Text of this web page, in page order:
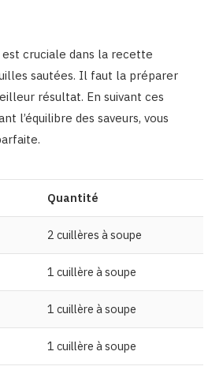
est cruciale dans la recette
sautées. Il faut la préparer
résultat. En suivant ces
l’équilibre des saveurs, vous
Quantité
2 cuillères à soupe
1 cuillère à soupe
1 cuillère à soupe
1 cuillère à soupe